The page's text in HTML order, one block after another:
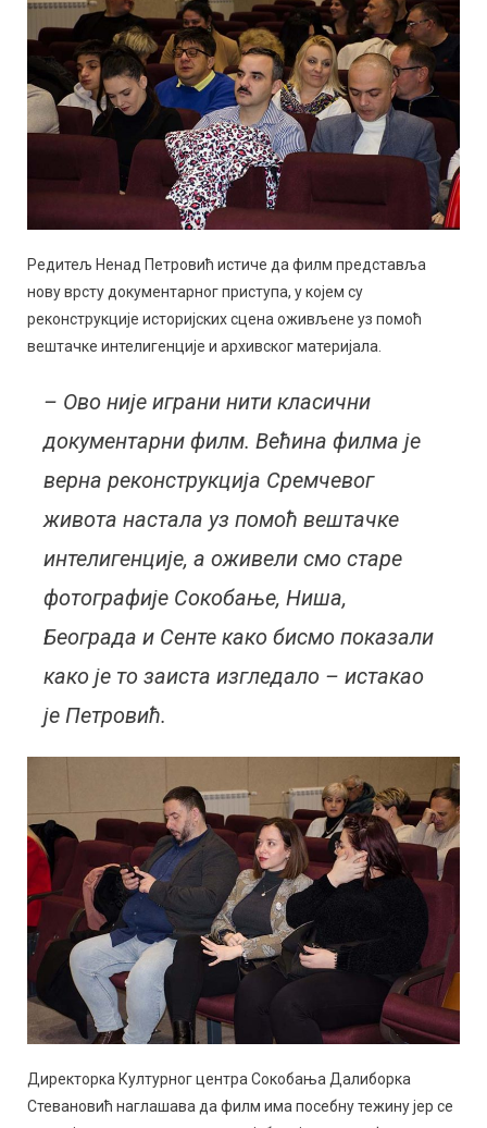
Редитељ Ненад Петровић истиче да филм представља
нову врсту документарног приступа, у којем су
реконструкције историјских сцена оживљене уз помоћ
вештачке интелигенције и архивског материјала.
– Ово није играни нити класични
документарни филм. Већина филма је
верна реконструкција Сремчевог
живота настала уз помоћ вештачке
интелигенције, а оживели смо старе
фотографије Сокобање, Ниша,
Београда и Сенте како бисмо показали
како је то заиста изгледало – истакао
је Петровић.
Директорка Културног центра Сокобања Далиборка
Стевановић наглашава да филм има посебну тежину јер се